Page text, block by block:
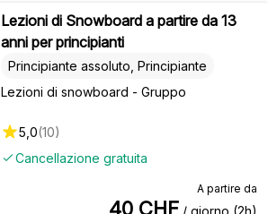
Lezioni di Snowboard a partire da 13
anni per principianti
Lezioni di snowboard - Gruppo
Principiante assoluto, Principiante
Cancellazione gratuita
5,0(10)
A partire da
40 CHF / giorno (2h)